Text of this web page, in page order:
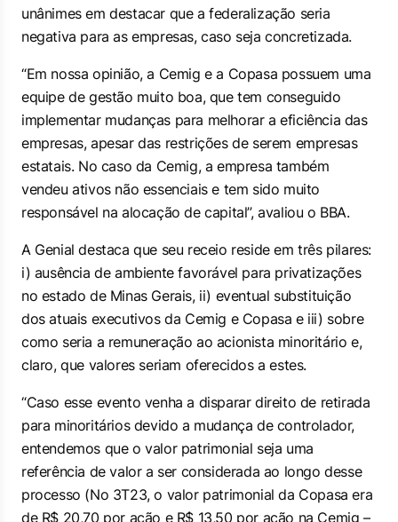
unânimes em destacar que a federalização seria
negativa para as empresas, caso seja concretizada.
“Em nossa opinião, a Cemig e a Copasa possuem uma
equipe de gestão muito boa, que tem conseguido
implementar mudanças para melhorar a eficiência das
empresas, apesar das restrições de serem empresas
estatais. No caso da Cemig, a empresa também
vendeu ativos não essenciais e tem sido muito
responsável na alocação de capital”, avaliou o BBA.
A Genial destaca que seu receio reside em três pilares:
i) ausência de ambiente favorável para privatizações
no estado de Minas Gerais, ii) eventual substituição
dos atuais executivos da Cemig e Copasa e iii) sobre
como seria a remuneração ao acionista minoritário e,
claro, que valores seriam oferecidos a estes.
“Caso esse evento venha a disparar direito de retirada
para minoritários devido a mudança de controlador,
entendemos que o valor patrimonial seja uma
referência de valor a ser considerada ao longo desse
processo (No 3T23, o valor patrimonial da Copasa era
de R$ 20,70 por ação e R$ 13,50 por ação na Cemig –